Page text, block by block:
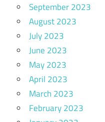
September 2023
August 2023
July 2023
June 2023
May 2023
April 2023
March 2023
February 2023